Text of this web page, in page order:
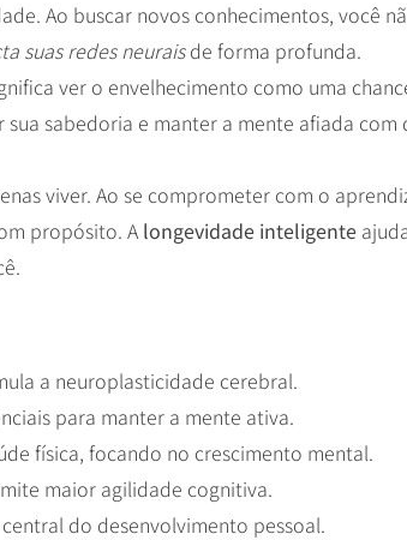
Ao buscar novos conhecimentos, você
suas redes neuraisde forma profunda.
ver o envelhecimento como uma
sabedoria e manter a mente afiada com
viver. Ao se comprometer com o
propósito. A longevidade inteligente
a neuroplasticidade cerebral.
para manter a mente ativa.
física, focando no crescimento mental.
maior agilidade cognitiva.
do desenvolvimento pessoal.